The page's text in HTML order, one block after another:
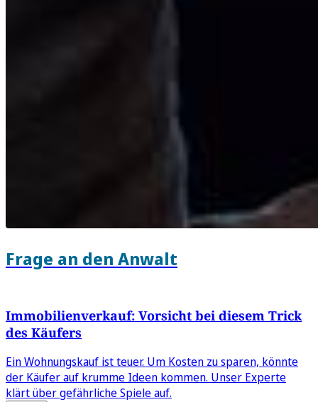
Frage an den Anwalt
Immobilienverkauf: Vorsicht bei diesem Trick
des Käufers
Ein Wohnungskauf ist teuer. Um Kosten zu sparen, könnte
der Käufer auf krumme Ideen kommen. Unser Experte
klärt über gefährliche Spiele auf.